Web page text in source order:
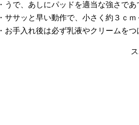
・うで、あしにパッドを適当な強さで
・ササッと早い動作で、小さく約３ｃ
・お手入れ後は必ず乳液やクリームをつ